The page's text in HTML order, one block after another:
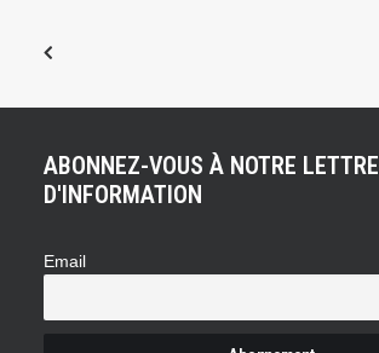
ABONNEZ-VOUS À NOTRE LETTRE
D'INFORMATION
Email